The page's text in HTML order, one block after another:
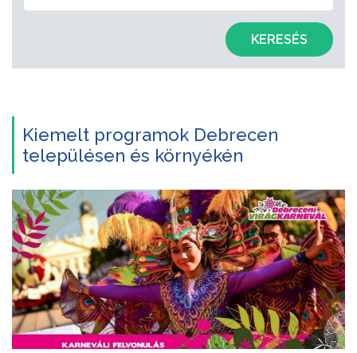
KERESÉS
Kiemelt programok Debrecen
településen és környékén